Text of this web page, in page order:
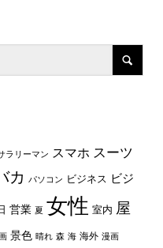
ラリーマン スマホ スーツ
カ パソコン ビジネス ビジ
営業 夏 女性 室内 屋
景色 晴れ 森 海 海外 漫画